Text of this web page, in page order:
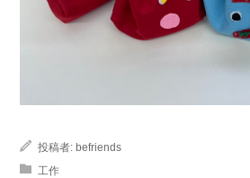
投稿者: befriends
工作